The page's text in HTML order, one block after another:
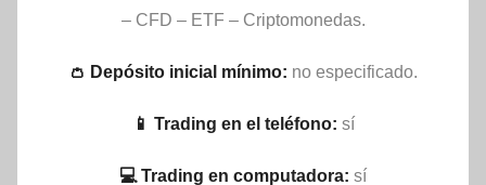
– CFD – ETF – Criptomonedas.
👛 Depósito inicial mínimo: no especificado.
📱 Trading en el teléfono: sí
💻 Trading en computadora: sí